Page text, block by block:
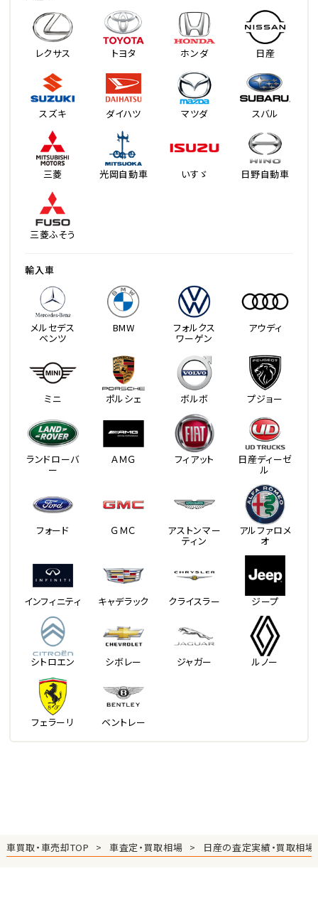
レクサス トヨタ ホンダ 日産
スズキ ダイハツ マツダ スバル
三菱 光岡自動車 いすゞ 日野自動車
三菱ふそう
輸入車
メルセデス
ベンツ
BMW フォルクス
ワーゲン
アウディ
ミニ ポルシェ ボルボ プジョー
ランドローバ
ー
ＡＭＧ フィアット 日産ディーゼ
ル
フォード ＧＭＣ アストンマー
ティン
アルファロメ
オ
インフィニティ キャデラック クライスラー ジープ
シトロエン シボレー ジャガー ルノー
フェラーリ ベントレー
車買取・車売却TOP 車査定・買取相場 日産の査定実績・買取相場